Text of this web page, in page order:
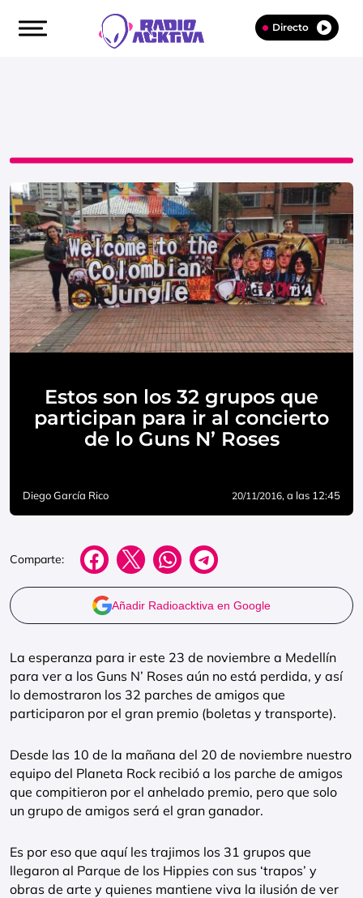
Directo
Estos son los 32 grupos que
participan para ir al concierto
de lo Guns N’ Roses
Diego García Rico 20/11/2016, a las 12:45
Comparte:
Añadir Radioacktiva en Google
La esperanza para ir este 23 de noviembre a Medellín
para ver a los Guns N’ Roses aún no está perdida, y así
lo demostraron los 32 parches de amigos que
participaron por el gran premio (boletas y transporte).
Desde las 10 de la mañana del 20 de noviembre nuestro
equipo del Planeta Rock recibió a los parche de amigos
que compitieron por el anhelado premio, pero que solo
un grupo de amigos será el gran ganador.
Es por eso que aquí les trajimos los 31 grupos que
llegaron al Parque de los Hippies con sus ‘trapos’ y
obras de arte y quienes mantiene viva la ilusión de ver